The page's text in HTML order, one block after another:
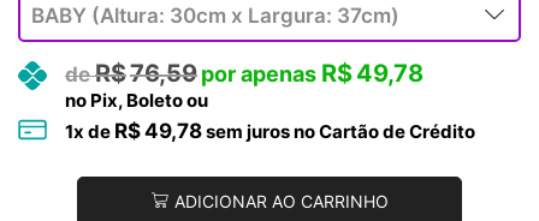
R$76,59 R$49,78
no Pix, Boleto ou
1x de R$49,78sem juros no Cartão de Crédito
ADICIONAR AO CARRINHO